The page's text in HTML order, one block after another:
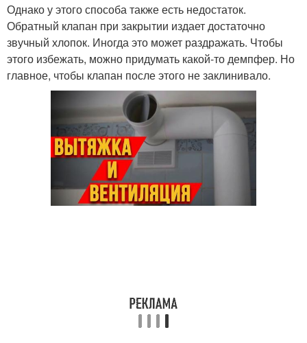
Однако у этого способа также есть недостаток.
Обратный клапан при закрытии издает достаточно
звучный хлопок. Иногда это может раздражать. Чтобы
этого избежать, можно придумать какой-то демпфер. Но
главное, чтобы клапан после этого не заклинивало.